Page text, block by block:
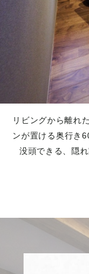
リビングから離れ
ンが置ける奥行き
没頭できる、隠